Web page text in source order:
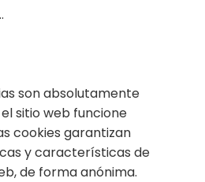
son absolutamente
sitio web funcione
cookies garantizan
y características de
de forma anónima.